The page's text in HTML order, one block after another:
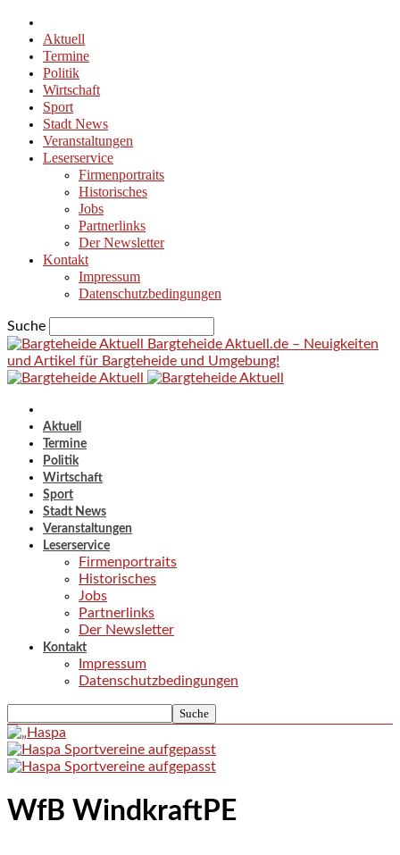
Aktuell
Termine
Politik
Wirtschaft
Sport
Stadt News
Veranstaltungen
Leserservice
Firmenportraits
Historisches
Jobs
Partnerlinks
Der Newsletter
Kontakt
Impressum
Datenschutzbedingungen
Suche
Bargteheide Aktuell.de – Neuigkeiten
und Artikel für Bargteheide und Umgebung!
Aktuell
Termine
Politik
Wirtschaft
Sport
Stadt News
Veranstaltungen
Leserservice
Firmenportraits
Historisches
Jobs
Partnerlinks
Der Newsletter
Kontakt
Impressum
Datenschutzbedingungen
WfB WindkraftPE